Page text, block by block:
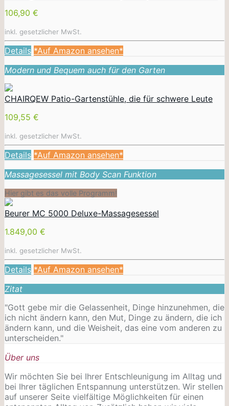
106,90 €
inkl. gesetzlicher MwSt.
Details *Auf Amazon ansehen*
Modern und Bequem auch für den Garten
CHAIRQEW Patio-Gartenstühle, die für schwere Leute
109,55 €
inkl. gesetzlicher MwSt.
Details *Auf Amazon ansehen*
Massagesessel mit Body Scan Funktion
Hier gibt es das volle Programm!
Beurer MC 5000 Deluxe-Massagesessel
1.849,00 €
inkl. gesetzlicher MwSt.
Details *Auf Amazon ansehen*
Zitat
"Gott gebe mir die Gelassenheit, Dinge hinzunehmen, die
ich nicht ändern kann, den Mut, Dinge zu ändern, die ich
ändern kann, und die Weisheit, das eine vom anderen zu
unterscheiden."
Über uns
Wir möchten Sie bei Ihrer Entschleunigung im Alltag und
bei Ihrer täglichen Entspannung unterstützen. Wir stellen
auf unserer Seite vielfältige Möglichkeiten für einen